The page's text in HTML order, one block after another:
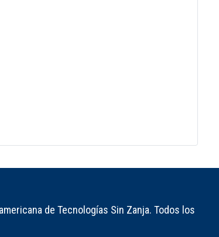
de Tecnologías Sin Zanja. Todos los